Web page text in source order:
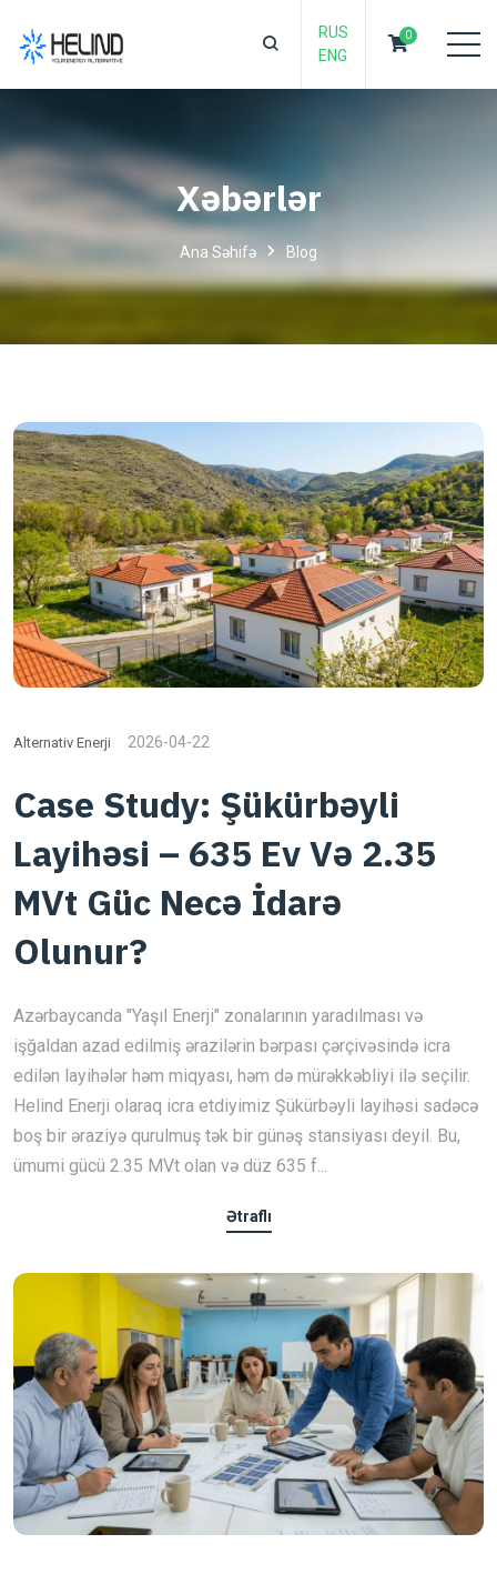
RUS
ENG
0
Xəbərlər
Ana Səhifə Blog
Alternativ Enerji 2026-04-22
Case Study: Şükürbəyli
Layihəsi – 635 Ev Və 2.35
MVt Güc Necə İdarə
Olunur?
Azərbaycanda "Yaşıl Enerji" zonalarının yaradılması və
işğaldan azad edilmiş ərazilərin bərpası çərçivəsində icra
edilən layihələr həm miqyası, həm də mürəkkəbliyi ilə seçilir.
Helind Enerji olaraq icra etdiyimiz Şükürbəyli layihəsi sadəcə
boş bir əraziyə qurulmuş tək bir günəş stansiyası deyil. Bu,
ümumi gücü 2.35 MVt olan və düz 635 f...
Ətraflı